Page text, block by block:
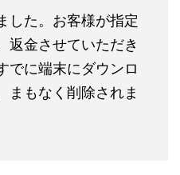
した。お客様が指定
返金させていただき
でに端末にダウンロ
まもなく削除されま